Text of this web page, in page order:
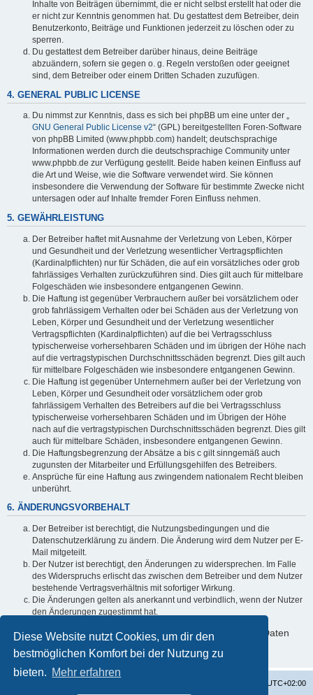
Diese Website nutzt Cookies, um dir den
bestmöglichen Komfort bei der Nutzung zu
bieten. Mehr erfahren
Inhalte von Beiträgen übernimmt, die er nicht selbst erstellt hat oder die
er nicht zur Kenntnis genommen hat. Du gestattest dem Betreiber, dein
Benutzerkonto, Beiträge und Funktionen jederzeit zu löschen oder zu
sperren.
Du gestattest dem Betreiber darüber hinaus, deine Beiträge
abzuändern, sofern sie gegen o. g. Regeln verstoßen oder geeignet
sind, dem Betreiber oder einem Dritten Schaden zuzufügen.
4. GENERAL PUBLIC LICENSE
Du nimmst zur Kenntnis, dass es sich bei phpBB um eine unter der „
GNU General Public License v2“ (GPL) bereitgestellten Foren-Software
von phpBB Limited (www.phpbb.com) handelt; deutschsprachige
Informationen werden durch die deutschsprachige Community unter
www.phpbb.de zur Verfügung gestellt. Beide haben keinen Einfluss auf
die Art und Weise, wie die Software verwendet wird. Sie können
insbesondere die Verwendung der Software für bestimmte Zwecke nicht
untersagen oder auf Inhalte fremder Foren Einfluss nehmen.
5. GEWÄHRLEISTUNG
Der Betreiber haftet mit Ausnahme der Verletzung von Leben, Körper
und Gesundheit und der Verletzung wesentlicher Vertragspflichten
(Kardinalpflichten) nur für Schäden, die auf ein vorsätzliches oder grob
fahrlässiges Verhalten zurückzuführen sind. Dies gilt auch für mittelbare
Folgeschäden wie insbesondere entgangenen Gewinn.
Die Haftung ist gegenüber Verbrauchern außer bei vorsätzlichem oder
grob fahrlässigem Verhalten oder bei Schäden aus der Verletzung von
Leben, Körper und Gesundheit und der Verletzung wesentlicher
Vertragspflichten (Kardinalpflichten) auf die bei Vertragsschluss
typischerweise vorhersehbaren Schäden und im übrigen der Höhe nach
auf die vertragstypischen Durchschnittsschäden begrenzt. Dies gilt auch
für mittelbare Folgeschäden wie insbesondere entgangenen Gewinn.
Die Haftung ist gegenüber Unternehmern außer bei der Verletzung von
Leben, Körper und Gesundheit oder vorsätzlichem oder grob
fahrlässigem Verhalten des Betreibers auf die bei Vertragsschluss
typischerweise vorhersehbaren Schäden und im Übrigen der Höhe
nach auf die vertragstypischen Durchschnittsschäden begrenzt. Dies gilt
auch für mittelbare Schäden, insbesondere entgangenen Gewinn.
Die Haftungsbegrenzung der Absätze a bis c gilt sinngemäß auch
zugunsten der Mitarbeiter und Erfüllungsgehilfen des Betreibers.
Ansprüche für eine Haftung aus zwingendem nationalem Recht bleiben
unberührt.
6. ÄNDERUNGSVORBEHALT
Der Betreiber ist berechtigt, die Nutzungsbedingungen und die
Datenschutzerklärung zu ändern. Die Änderung wird dem Nutzer per E-
Mail mitgeteilt.
Der Nutzer ist berechtigt, den Änderungen zu widersprechen. Im Falle
des Widerspruchs erlischt das zwischen dem Betreiber und dem Nutzer
bestehende Vertragsverhältnis mit sofortiger Wirkung.
Die Änderungen gelten als anerkannt und verbindlich, wenn der Nutzer
den Änderungen zugestimmt hat.
Informationen über den Umgang mit deinen persönlichen Daten
sind in der Datenschutzerklärung enthalten.
UTC+02:00